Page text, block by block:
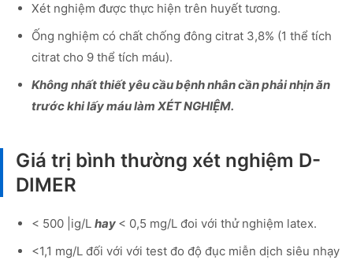
Xét nghiệm được thực hiện trên huyết tương.
Ống nghiệm có chất chống đông citrat 3,8% (1 thể tích
citrat cho 9 thể tích máu).
Không nhất thiết yêu cầu bệnh nhân cần phải nhịn ăn
trước khi lấy máu làm XÉT NGHIỆM.
Giá trị bình thường xét nghiệm D-
DIMER
< 500 |ig/L hay < 0,5 mg/L đoi với thử nghiệm latex.
<1,1 mg/L đối với với test đo độ đục miễn dịch siêu nhạy